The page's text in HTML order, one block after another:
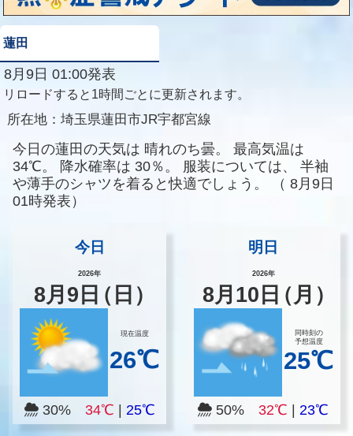
蓮田
8月9日 01:00発表
リロードすると1時間ごとに更新されます。
所在地： 埼玉県蓮田市JR宇都宮線
今日の蓮田の天気は 晴れのち曇。
最高気温は
34℃。
降水確率は 30％。 服装については、
半袖
や薄手のシャツを着ると快適でしょう。
（ 8月9日
01時発表）
今日
2026年
8月 9 日（日）
現在温度
26℃
30% 34℃ 25℃
明日
2026年
8月 10 日（月）
同時刻の
予想温度
25℃
50%32℃ |23℃